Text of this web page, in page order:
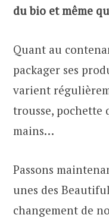
du bio et même
Quant au
packager ses
varient
trousse, pochette
mains…
Passons
unes des
changement de